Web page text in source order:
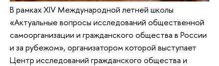
В рамках XIV Международной летней школы
«Актуальные вопросы исследований общественной
самоорганизации и гражданского общества в России
и за рубежом», организатором которой выступает
Центр исследований гражданского общества и